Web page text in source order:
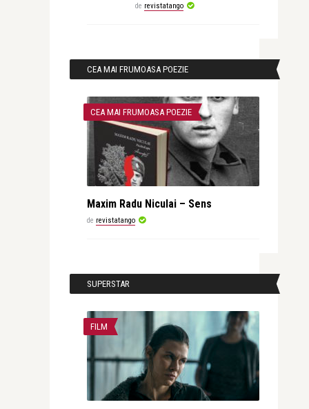
de revistatango
CEA MAI FRUMOASA POEZIE
CEA MAI FRUMOASA POEZIE
Maxim Radu Niculai – Sens
de revistatango
SUPERSTAR
FILM